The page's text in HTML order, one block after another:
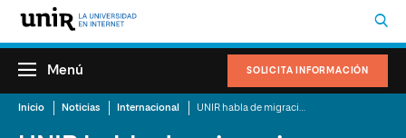
SOLICITA INFORMACIÓN
Menú
Inicio Noticias Internacional